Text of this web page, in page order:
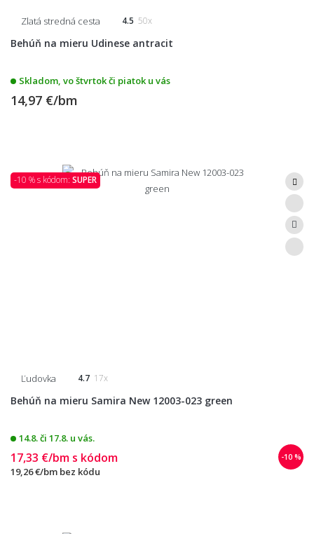
Zlatá stredná cesta 4.5 50x
Behúň na mieru Udinese antracit
Skladom, vo štvrtok či piatok u vás
14,97 €/bm
-10 % s kódom: SUPER
Ľudovka 4.7 17x
Behúň na mieru Samira New 12003-023 green
14.8. či 17.8. u vás.
-10 %
17,33 €/bm s kódom
19,26 €/bm bez kódu